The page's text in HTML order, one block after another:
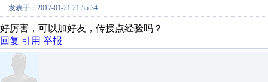
发表于：2017-01-21 21:55:34
好厉害，可以加好友，传授点经验吗？
回复 引用 举报